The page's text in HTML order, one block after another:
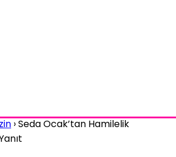
›Seda Ocak’tan Hamilelik